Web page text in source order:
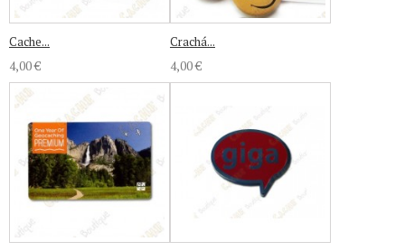
Cache...
4,00 €
Crachá...
4,00 €